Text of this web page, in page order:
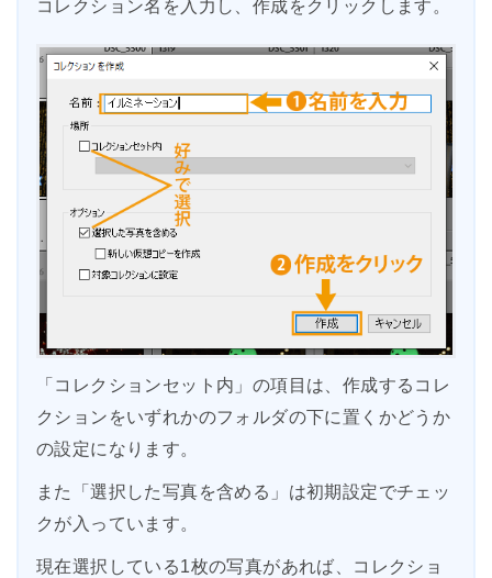
コレクション名を入力し、作成をクリックします。
「コレクションセット内」の項目は、作成するコレ
クションをいずれかのフォルダの下に置くかどうか
の設定になります。
また「選択した写真を含める」は初期設定でチェッ
クが入っています。
現在選択している1枚の写真があれば、コレクショ